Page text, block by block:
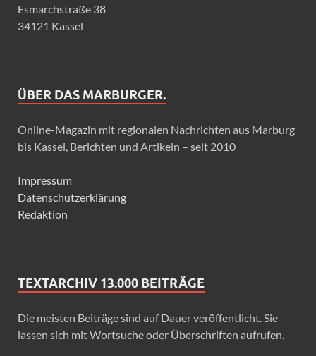
Esmarchstraße 38
34121 Kassel
ÜBER DAS MARBURGER.
Online-Magazin mit regionalen Nachrichten aus Marburg
bis Kassel, Berichten und Artikeln – seit 2010
Impressum
Datenschutzerklärung
Redaktion
TEXTARCHIV 13.000 BEITRÄGE
Die meisten Beiträge sind auf Dauer veröffentlicht. Sie
lassen sich mit Wortsuche oder Überschriften aufrufen.